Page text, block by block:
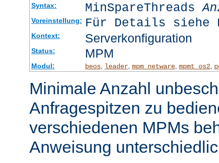
Syntax: MinSpareThreads
Voreinstellung: Für Details siehe
Kontext: Serverkonfiguration
Status: MPM
Modul: beos, leader, mpm_netware, mpmt_os2,
Minimale Anzahl
Anfragespitzen zu
verschiedenen MPMs
Anweisung